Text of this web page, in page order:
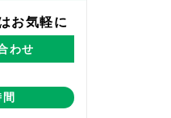
お気軽に
わせ